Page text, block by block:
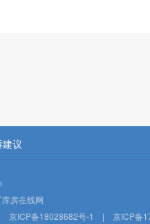
议
房在线网
京ICP备18028682号-1 | 京ICP备